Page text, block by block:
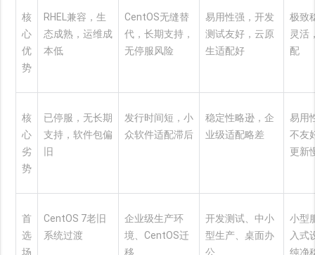
核
心
优
势
RHEL兼容，生
态成熟，运维成
本低
CentOS无缝替
代，长期支持，
无停服风险
易用性强，开发
测试友好，云原
生适配好
极致
灵活
配
核
心
劣
势
已停服，无长期
支持，软件包偏
旧
发行时间短，小
众软件适配滞后
稳定性略逊，企
业级适配略差
易用
不友
更新
首
选
场
CentOS 7老旧
系统过渡
企业级生产环
境、CentOS迁
移
开发测试、中小
型生产、桌面办
公
小型
入式
纯净